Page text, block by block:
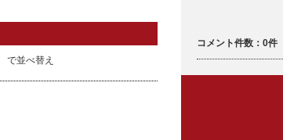
で並べ替え
コメント件数：0件